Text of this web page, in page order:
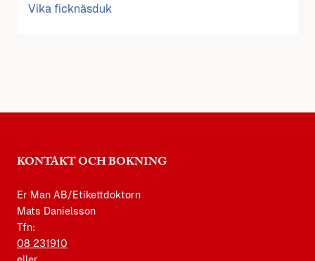
Vika ficknäsduk
KONTAKT OCH BOKNING
Er Man AB/Etikettdoktorn
Mats Danielsson
Tfn:
08 231910